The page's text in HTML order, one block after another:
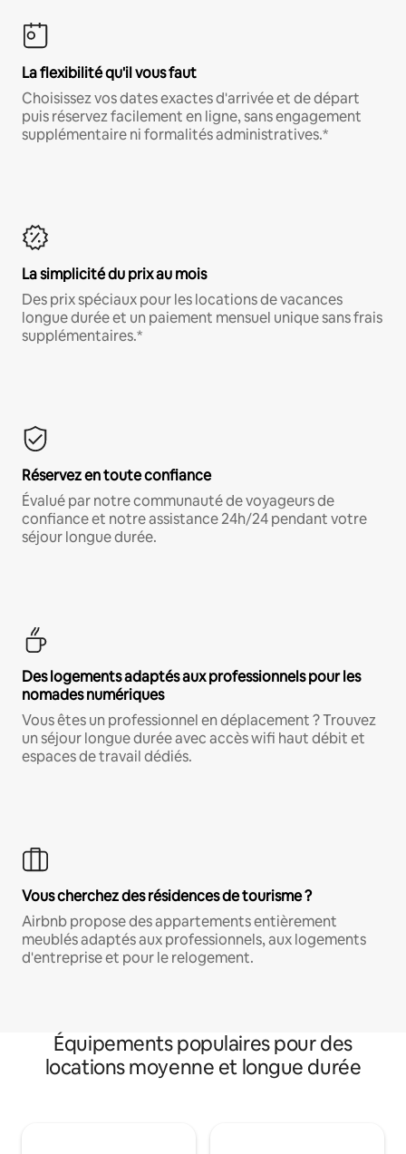
La flexibilité qu'il vous faut
Choisissez vos dates exactes d'arrivée et de départ
puis réservez facilement en ligne, sans engagement
supplémentaire ni formalités administratives.*
La simplicité du prix au mois
Des prix spéciaux pour les locations de vacances
longue durée et un paiement mensuel unique sans frais
supplémentaires.*
Réservez en toute confiance
Évalué par notre communauté de voyageurs de
confiance et notre assistance 24h/24 pendant votre
séjour longue durée.
Des logements adaptés aux professionnels pour les
nomades numériques
Vous êtes un professionnel en déplacement ? Trouvez
un séjour longue durée avec accès wifi haut débit et
espaces de travail dédiés.
Vous cherchez des résidences de tourisme ?
Airbnb propose des appartements entièrement
meublés adaptés aux professionnels, aux logements
d'entreprise et pour le relogement.
Équipements populaires pour des
locations moyenne et longue durée